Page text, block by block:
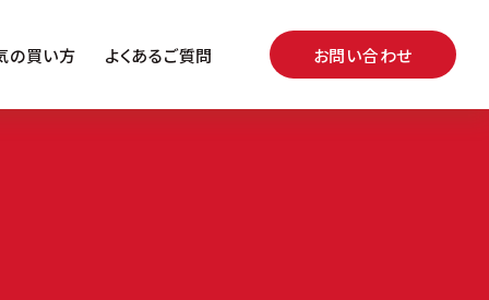
ツイート LINEで送る
の買い方 よくあるご質問 お問い合わせ